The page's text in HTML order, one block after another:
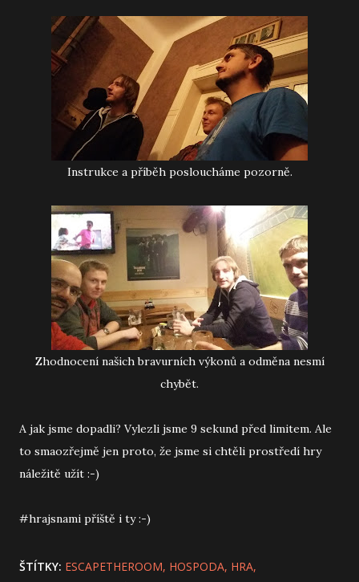
Instrukce a příběh posloucháme pozorně.
Zhodnocení našich bravurních výkonů a odměna nesmí
chybět.
A jak jsme dopadli? Vylezli jsme 9 sekund před limitem. Ale
to smaozřejmě jen proto, že jsme si chtěli prostředí hry
náležitě užít :-)
#hrajsnami příště i ty :-)
ŠTÍTKY: ESCAPETHEROOM HOSPODA HRA